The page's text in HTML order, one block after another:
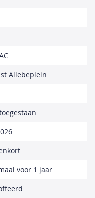
Allebeplein
voor 1 jaar